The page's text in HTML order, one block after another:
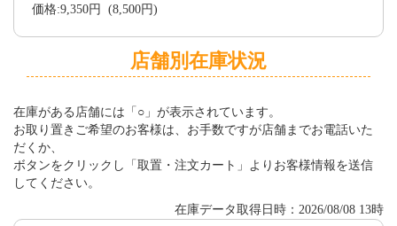
価格:9,350円 (8,500円)
店舗別在庫状況
在庫がある店舗には「○」が表示されています。
お取り置きご希望のお客様は、お手数ですが店舗までお電話いた
だくか、
ボタンをクリックし「取置・注文カート」よりお客様情報を送信
してください。
在庫データ取得日時：2026/08/08 13時